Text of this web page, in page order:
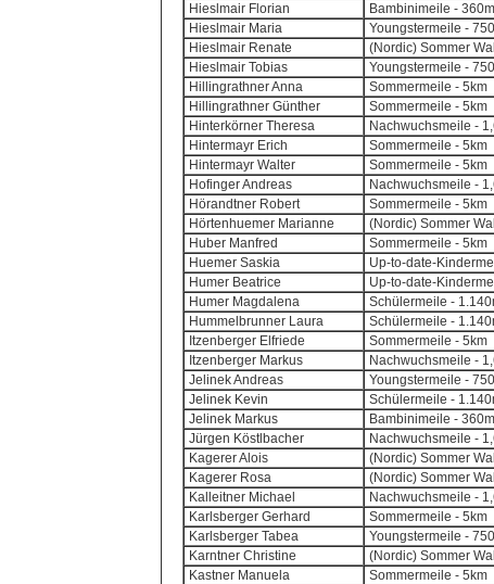
Hieslmair Florian
Bambinimeile -
Hieslmair Maria
Youngstermeile -
Hieslmair Renate
(Nordic) Sommer
Hieslmair Tobias
Youngstermeile -
Hillingrathner Anna
Sommermeile - 5km
Hillingrathner Günther
Sommermeile - 5km
Hinterkörner Theresa
Nachwuchsmeile -
Hintermayr Erich
Sommermeile - 5km
Hintermayr Walter
Sommermeile - 5km
Hofinger Andreas
Nachwuchsmeile -
Hörandtner Robert
Sommermeile - 5km
Hörtenhuemer Marianne
(Nordic) Sommer
Huber Manfred
Sommermeile - 5km
Huemer Saskia
Up-to-date-
Humer Beatrice
Up-to-date-
Humer Magdalena
Schülermeile -
Hummelbrunner Laura
Schülermeile -
Itzenberger Elfriede
Sommermeile - 5km
Itzenberger Markus
Nachwuchsmeile -
Jelinek Andreas
Youngstermeile -
Jelinek Kevin
Schülermeile -
Jelinek Markus
Bambinimeile -
Jürgen Köstlbacher
Nachwuchsmeile -
Kagerer Alois
(Nordic) Sommer
Kagerer Rosa
(Nordic) Sommer
Kalleitner Michael
Nachwuchsmeile -
Karlsberger Gerhard
Sommermeile - 5km
Karlsberger Tabea
Youngstermeile -
Karntner Christine
(Nordic) Sommer
Kastner Manuela
Sommermeile - 5km